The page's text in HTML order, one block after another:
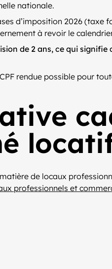
nationale.
d’imposition 2026 (taxe
à revoir le
de 2 ans, ce qui
rendue possible pour
de locaux
professionnels et